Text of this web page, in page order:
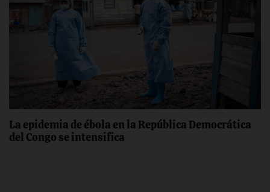
La epidemia de ébola en la República Democrática
del Congo se intensifica